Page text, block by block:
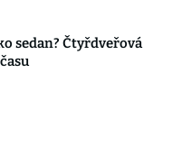
sedan? Čtyřdveřová